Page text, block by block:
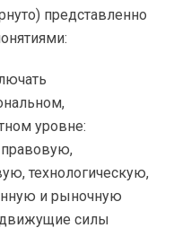
представленно
уровне:
технологическую,
и рыночную
силы